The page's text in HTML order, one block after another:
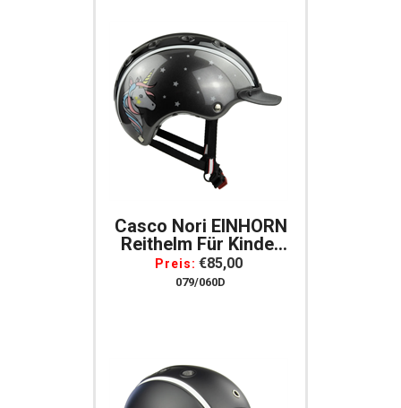
Casco Nori EINHORN
Reithelm Für Kinder
Gr. XS = 50-52
Schwarz/grau
Preis: €85,00
079/060D